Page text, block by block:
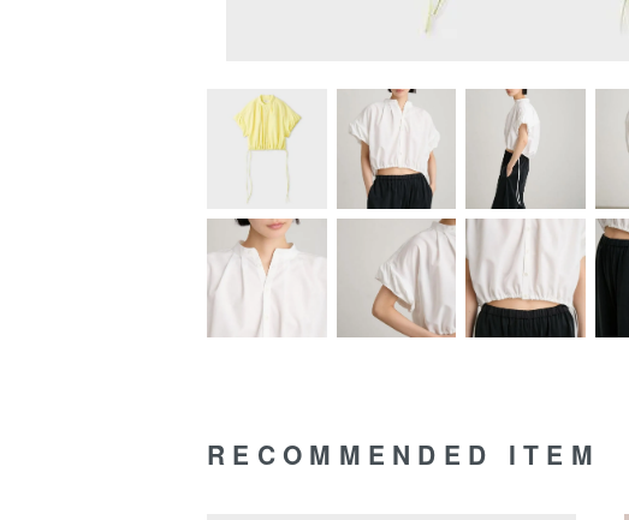
RECOMMENDED ITEM